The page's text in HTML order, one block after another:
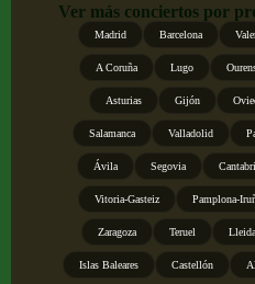
Ver más conciertos por
Madrid Barcelona
A Coruña Lugo
Asturias Gijón
Salamanca Valladolid
Ávila Segovia
Vitoria-Gasteiz Pamplona-
Zaragoza Teruel Lleida
Islas Baleares Castellón